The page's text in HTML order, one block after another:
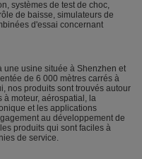
systèmes de test de choc,
de baisse, simulateurs de
d'essai concernant
une usine située à Shenzhen et
de 6 000 mètres carrés à
nos produits sont trouvés autour
moteur, aérospatial, la
et les applications
au développement de
produits qui sont faciles à
de service.